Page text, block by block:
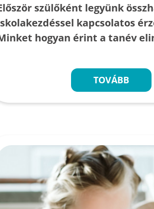
szülőként legyünk
kapcsolatos
hogyan érint a tanév
TOVÁBB